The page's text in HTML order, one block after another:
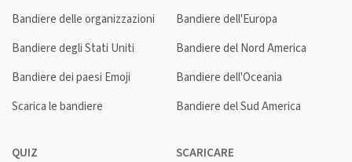
Bandiere delle organizzazioni
Bandiere degli Stati Uniti
Bandiere dei paesi Emoji
Scarica le bandiere
Bandiere dell'Europa
Bandiere del Nord America
Bandiere dell'Oceania
Bandiere del Sud America
QUIZ
SCARICARE